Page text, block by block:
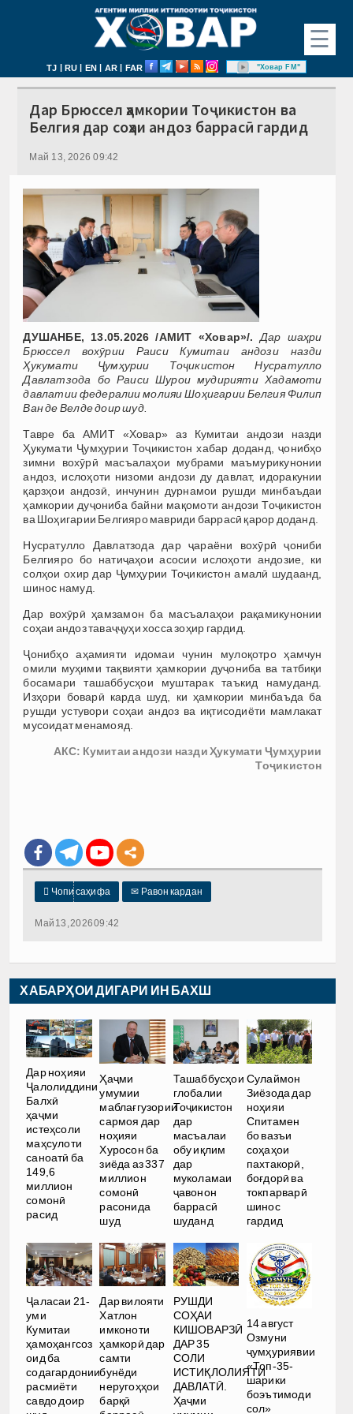
☰
TJ | RU | EN | AR | FAR "Ховар FM"
Дар Брюссел ҳамкории Тоҷикистон ва
Белгия дар соҳаи андоз баррасӣ гардид
Май 13, 2026 09:42
ДУШАНБЕ, 13.05.2026 /АМИТ «Ховар»/.
Дар шаҳри
Брюссел вохӯрии Раиси Кумитаи андози назди
Ҳукумати Ҷумҳурии Тоҷикистон Нусратулло
Давлатзода бо Раиси Шурои мудирияти Хадамоти
давлатии федералии молияи Шоҳигарии Белгия Филип
Ван де Велде доир шуд.
Тавре ба АМИТ «Ховар» аз Кумитаи андози назди
Ҳукумати Ҷумҳурии Тоҷикистон хабар доданд, ҷонибҳо
зимни вохӯрӣ масъалаҳои мубрами маъмурикунонии
андоз, ислоҳоти низоми андози ду давлат, идоракунии
қарзҳои андозӣ, инчунин дурнамои рушди минбаъдаи
ҳамкории дуҷониба байни мақомоти андози Тоҷикистон
ва Шоҳигарии Белгияро мавриди баррасӣ қарор доданд.
Нусратулло Давлатзода дар ҷараёни вохӯрӣ ҷониби
Белгияро бо натиҷаҳои асосии ислоҳоти андозие, ки
солҳои охир дар Ҷумҳурии Тоҷикистон амалӣ шудаанд,
шинос намуд.
Дар вохӯрӣ ҳамзамон ба масъалаҳои рақамикунонии
соҳаи андоз таваҷҷуҳи хосса зоҳир гардид.
Ҷонибҳо аҳамияти идомаи чунин мулоқотро ҳамчун
омили муҳими тақвияти ҳамкории дуҷониба ва татбиқи
босамари ташаббусҳои муштарак таъкид намуданд.
Изҳори боварӣ карда шуд, ки ҳамкории минбаъда ба
рушди устувори соҳаи андоз ва иқтисодиёти мамлакат
мусоидат менамояд.
АКС: Кумитаи андози назди Ҳукумати Ҷумҳурии
Тоҷикистон
 Чопи саҳифа ✉ Равон кардан
Май 13, 2026 09:42
ХАБАРҲОИ ДИГАРИ ИН БАХШ
Дар ноҳияи
Ҷалолиддини
Балхӣ
ҳаҷми
истеҳсоли
маҳсулоти
саноатӣ ба
149,6
миллион
сомонӣ
расид
Ҳаҷми
умумии
маблағгузории
сармоя дар
ноҳияи
Хуросон ба
зиёда аз 337
миллион
сомонӣ
расонида
шуд
Ташаббусҳои
глобалии
Тоҷикистон
дар
масъалаи
обу иқлим
дар
муколамаи
ҷавонон
баррасӣ
шуданд
Сулаймон
Зиёзода дар
ноҳияи
Спитамен
бо вазъи
соҳаҳои
пахтакорӣ,
боғдорӣ ва
токпарварӣ
шинос
гардид
Ҷаласаи 21-
уми
Кумитаи
ҳамоҳангсоз
оид ба
содагардонии
расмиёти
савдо доир
Дар вилояти
Хатлон
имконоти
ҳамкорӣ дар
самти
бунёди
неругоҳҳои
барқӣ
РУШДИ
СОҲАИ
КИШОВАРЗӢ
ДАР 35
СОЛИ
ИСТИҚЛОЛИЯТИ
ДАВЛАТӢ.
Ҳаҷми
14 август
Озмуни
ҷумҳуриявии
«Топ-35-
шарики
боэътимоди
сол»